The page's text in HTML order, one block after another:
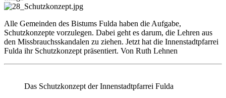
Alle Gemeinden des Bistums Fulda haben die Aufgabe,
Schutzkonzepte vorzulegen. Dabei geht es darum, die Lehren aus
den Missbrauchsskandalen zu ziehen. Jetzt hat die Innenstadtpfarrei
Fulda ihr Schutzkonzept präsentiert. Von Ruth Lehnen
Das Schutzkonzept der Innenstadtpfarrei Fulda